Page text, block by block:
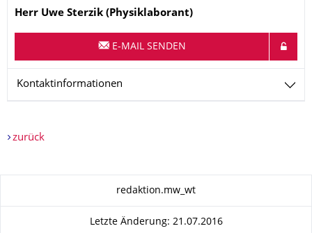
Name
Herr Uwe Sterzik (Physiklaborant)
E-MAIL SENDEN
Kontaktinformationen
zurück
redaktion.mw_wt
Letzte Änderung: 21.07.2016